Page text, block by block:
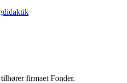
firmaet Fonder.